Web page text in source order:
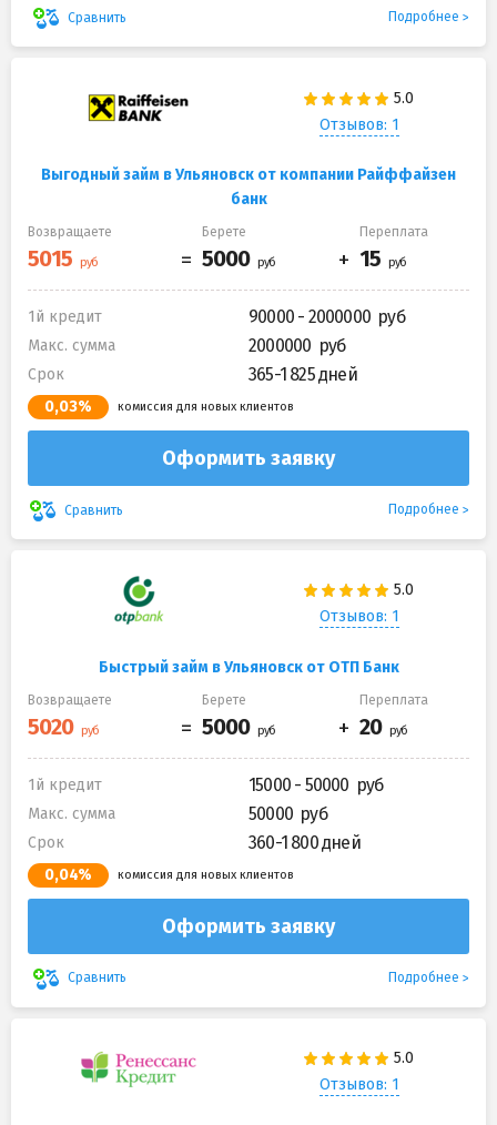
Сравнить Подробнее
Отзывов: 1
Выгодный займ в Ульяновск от компании Райффайзен
банк
Возвращаете Берете Переплата
1й кредит 90000 - 2000000
Макс. сумма 2000000
Срок 365-1 825 дней
0,03% комиссия для новых клиентов
Оформить заявку
Сравнить Подробнее
Отзывов: 1
Быстрый займ в Ульяновск от ОТП Банк
Возвращаете Берете Переплата
1й кредит 15000 - 50000
Макс. сумма 50000
Срок 360-1 800 дней
0,04% комиссия для новых клиентов
Оформить заявку
Сравнить Подробнее
Отзывов: 1